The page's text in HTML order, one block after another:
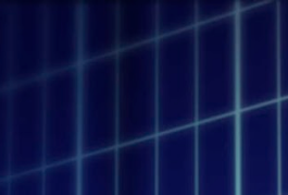
Accéder au contenu principal